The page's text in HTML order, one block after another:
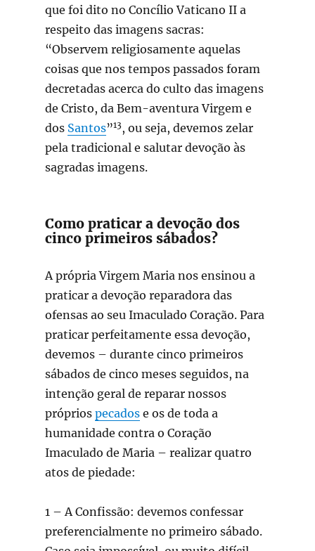
que foi dito no Concílio Vaticano II a
respeito das imagens sacras:
“Observem religiosamente aquelas
coisas que nos tempos passados foram
decretadas acerca do culto das imagens
de Cristo, da Bem-aventura Virgem e
dos Santos”13, ou seja, devemos zelar
pela tradicional e salutar devoção às
sagradas imagens.
Como praticar a devoção dos
cinco primeiros sábados?
A própria Virgem Maria nos ensinou a
praticar a devoção reparadora das
ofensas ao seu Imaculado Coração. Para
praticar perfeitamente essa devoção,
devemos – durante cinco primeiros
sábados de cinco meses seguidos, na
intenção geral de reparar nossos
próprios pecadose os de toda a
humanidade contra o Coração
Imaculado de Maria – realizar quatro
atos de piedade:
1 – A Confissão: devemos confessar
preferencialmente no primeiro sábado.